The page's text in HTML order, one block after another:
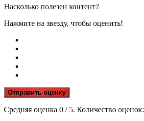
Насколько полезен контент?
Нажмите на звезду, чтобы оценить!
Отправить оценку
Средняя оценка 0 / 5. Количество оценок: